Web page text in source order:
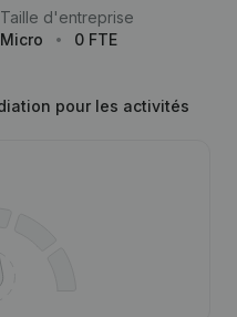
Taille d'entreprise
Micro
0 FTE
pour les activités